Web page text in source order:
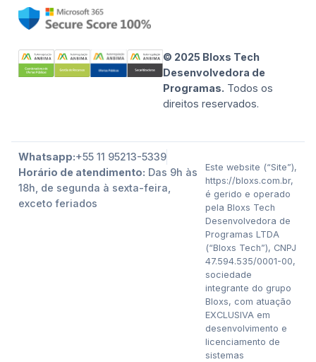
© 2025 Bloxs Tech
Desenvolvedora de
Programas. Todos os
direitos reservados.
Whatsapp:+55 11 95213-5339
Horário de atendimento: Das 9h às
18h, de segunda à sexta-feira,
exceto feriados
Este website (“Site”),
https://bloxs.com.br,
é gerido e operado
pela Bloxs Tech
Desenvolvedora de
Programas LTDA
(“Bloxs Tech”), CNPJ
47.594.535/0001-00,
sociedade
integrante do grupo
Bloxs, com atuação
EXCLUSIVA em
desenvolvimento e
licenciamento de
sistemas